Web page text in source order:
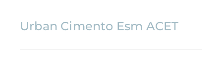
Urban Cimento Esm ACET